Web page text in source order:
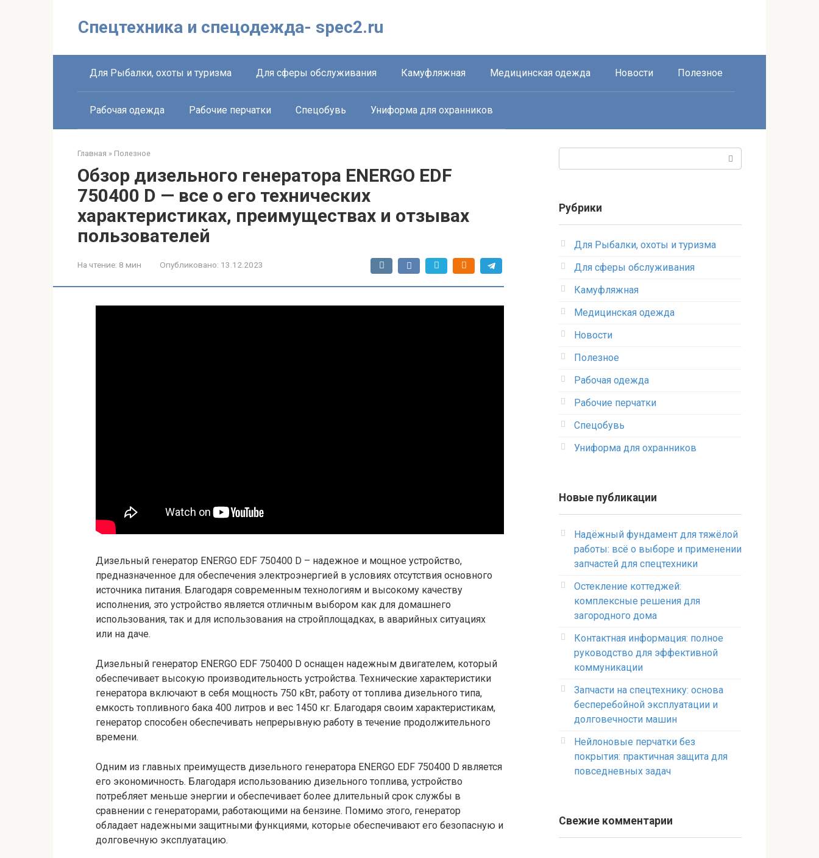
Спецтехника и спецодежда- spec2.ru
Для Рыбалки, охоты и туризма Для сферы обслуживания Камуфляжная Медицинская одежда Новости Полезное
Рабочая одежда Рабочие перчатки Спецобувь Униформа для охранников
Главная » Полезное
Обзор дизельного генератора ENERGO EDF
750400 D — все о его технических
характеристиках, преимуществах и отзывах
пользователей
На чтение: 8 мин Опубликовано: 13.12.2023
Дизельный генератор ENERGO EDF 750400 D – надежное и мощное устройство,
предназначенное для обеспечения электроэнергией в условиях отсутствия основного
источника питания. Благодаря современным технологиям и высокому качеству
исполнения, это устройство является отличным выбором как для домашнего
использования, так и для использования на стройплощадках, в аварийных ситуациях
или на даче.
Дизельный генератор ENERGO EDF 750400 D оснащен надежным двигателем, который
обеспечивает высокую производительность устройства. Технические характеристики
генератора включают в себя мощность 750 кВт, работу от топлива дизельного типа,
емкость топливного бака 400 литров и вес 1450 кг. Благодаря своим характеристикам,
генератор способен обеспечивать непрерывную работу в течение продолжительного
времени.
Одним из главных преимуществ дизельного генератора ENERGO EDF 750400 D является
его экономичность. Благодаря использованию дизельного топлива, устройство
потребляет меньше энергии и обеспечивает более длительный срок службы в
сравнении с генераторами, работающими на бензине. Помимо этого, генератор
обладает надежными защитными функциями, которые обеспечивают его безопасную и
долговечную эксплуатацию.
Рубрики
Для Рыбалки, охоты и туризма
Для сферы обслуживания
Камуфляжная
Медицинская одежда
Новости
Полезное
Рабочая одежда
Рабочие перчатки
Спецобувь
Униформа для охранников
Новые публикации
Надёжный фундамент для тяжёлой
работы: всё о выборе и применении
запчастей для спецтехники
Остекление коттеджей:
комплексные решения для
загородного дома
Контактная информация: полное
руководство для эффективной
коммуникации
Запчасти на спецтехнику: основа
бесперебойной эксплуатации и
долговечности машин
Нейлоновые перчатки без
покрытия: практичная защита для
повседневных задач
Свежие комментарии